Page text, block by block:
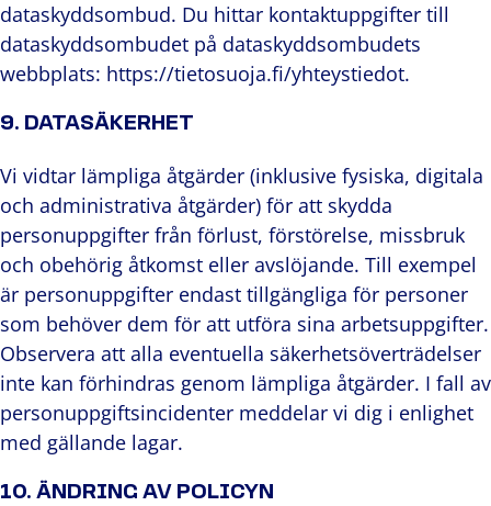
dataskyddsombud. Du hittar kontaktuppgifter till
dataskyddsombudet på dataskyddsombudets
webbplats: https://tietosuoja.fi/yhteystiedot.
9. DATASÄKERHET
Vi vidtar lämpliga åtgärder (inklusive fysiska, digitala
och administrativa åtgärder) för att skydda
personuppgifter från förlust, förstörelse, missbruk
och obehörig åtkomst eller avslöjande. Till exempel
är personuppgifter endast tillgängliga för personer
som behöver dem för att utföra sina arbetsuppgifter.
Observera att alla eventuella säkerhetsöverträdelser
inte kan förhindras genom lämpliga åtgärder. I fall av
personuppgiftsincidenter meddelar vi dig i enlighet
med gällande lagar.
10. ÄNDRING AV POLICYN